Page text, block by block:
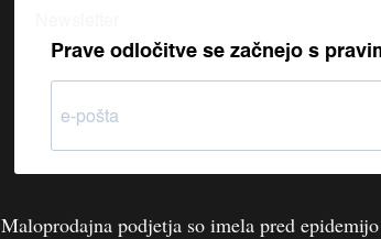
Prave odločitve se začnejo s
Maloprodajna podjetja so imela pred